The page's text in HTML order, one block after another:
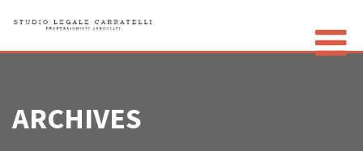
LO STUDIO
GLI AVVOCATI
ARCHIVES